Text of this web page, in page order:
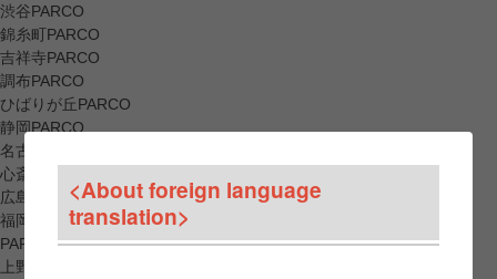
渋谷PARCO
錦糸町PARCO
吉祥寺PARCO
調布PARCO
ひばりが丘PARCO
静岡PARCO
名古屋PARCO
心斎橋PARCO
広島PARCO
福岡PARCO
PARCO_ya
上野
<About foreign language
translation>